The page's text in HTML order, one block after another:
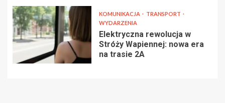
KOMUNIKACJA
TRANSPORT
WYDARZENIA
Elektryczna rewolucja w
Stróży Wapiennej: nowa era
na trasie 2A